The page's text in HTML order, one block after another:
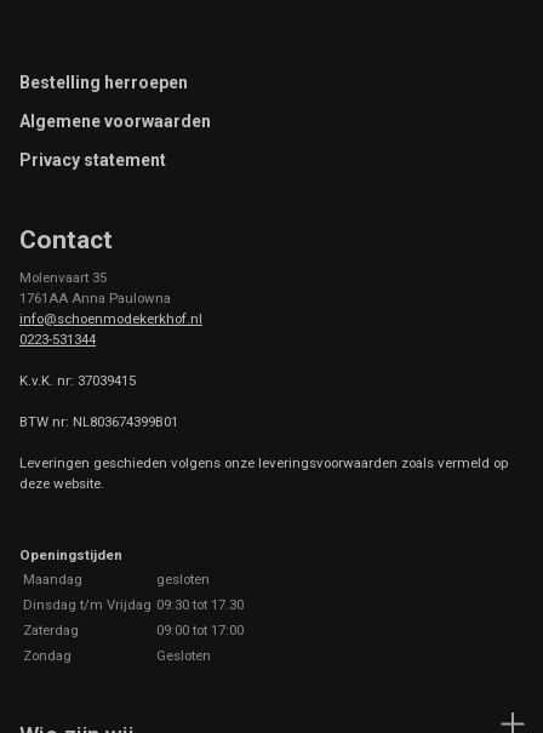
Footer
Bestelling herroepen
Algemene voorwaarden
Privacy statement
Contact
Molenvaart 35
1761AA Anna Paulowna
info@schoenmodekerkhof.nl
0223-531344
K.v.K. nr: 37039415
BTW nr: NL803674399B01
Leveringen geschieden volgens onze leveringsvoorwaarden zoals vermeld op
deze website.
Openingstijden
Maandag
gesloten
Dinsdag t/m Vrijdag 09:30 tot 17.30
Zaterdag
09:00 tot 17:00
Zondag
Gesloten